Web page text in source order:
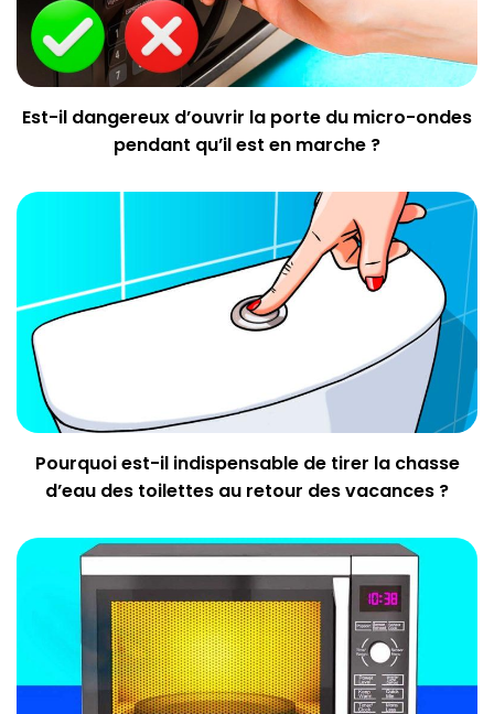
Est-il dangereux d’ouvrir la porte du micro-ondes
pendant qu’il est en marche ?
Pourquoi est-il indispensable de tirer la chasse
d’eau des toilettes au retour des vacances ?